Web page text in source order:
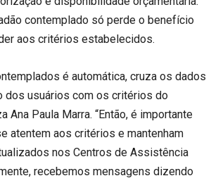
contemplado só perde o benefício
aos critérios estabelecidos.
é automática, cruza os dados
dos usuários com os critérios do
Ana Paula Marra. “Então, é importante
atentem aos critérios e mantenham
nos Centros de Assistência
recebemos mensagens dizendo